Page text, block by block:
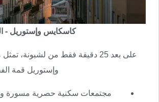
كاسكايس وإستوريل -
على بعد 25 دقيقة فقط من لشبونة،
وإستوريل قمة
مجتمعات سكنية حصرية مسورة